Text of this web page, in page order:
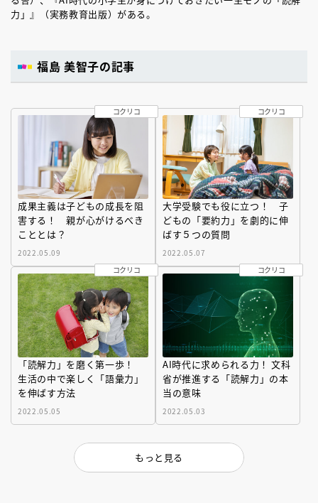
力」』（実務教育出版）がある。
福島 美智子の記事
コクリコ
成果主義は子どもの成長を阻
害する！ 親が心がけるべき
こととは？
2022.05.09
コクリコ
大学受験でも役に立つ！ 子
どもの「要約力」を劇的に伸
ばす５つの質問
2022.05.07
コクリコ
「読解力」を磨く第一歩！
生活の中で楽しく「語彙力」
を伸ばす方法
2022.05.05
コクリコ
AI時代に求められる力！ 文科
省が推進する「読解力」の本
当の意味
2022.05.03
もっと見る